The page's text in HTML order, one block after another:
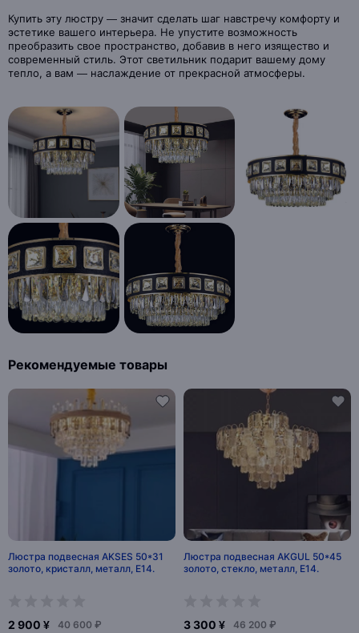
Купить эту люстру — значит сделать шаг навстречу комфорту и
эстетике вашего интерьера. Не упустите возможность
преобразить свое пространство, добавив в него изящество и
современный стиль. Этот светильник подарит вашему дому
тепло, а вам — наслаждение от прекрасной атмосферы.
Рекомендуемые товары
Люстра подвесная AKSES 50*31
золото, кристалл, металл, Е14.
2 900 ¥ 40 600 ₽
Люстра подвесная AKGUL 50*45
золото, стекло, металл, Е14.
3 300 ¥ 46 200 ₽